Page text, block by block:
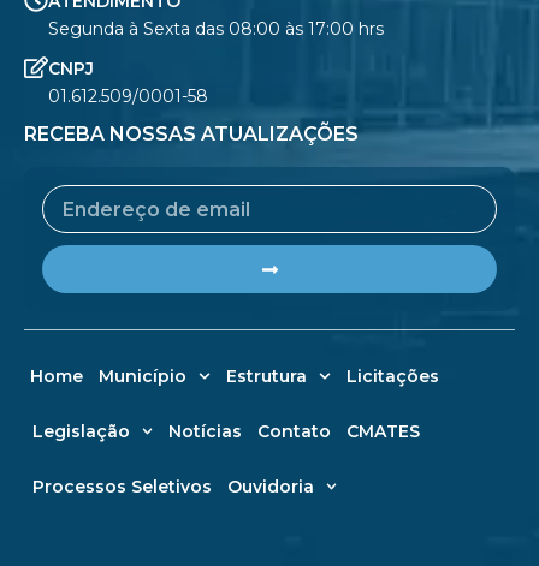
Segunda à Sexta das 08:00 às 17:00 hrs
CNPJ
01.612.509/0001-58
RECEBA NOSSAS ATUALIZAÇÕES
Email
Home Município Estrutura Licitações
Legislação Notícias Contato CMATES
Processos Seletivos Ouvidoria